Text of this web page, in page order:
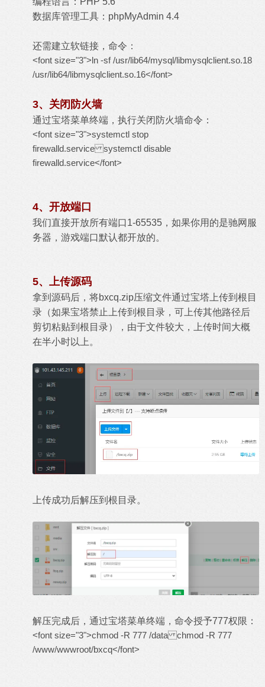
数据库管理工具：phpMyAdmin 4.4
还需建立软链接，命令：
<font size="3">ln -sf /usr/lib64/mysql/libmysqlclient.so.18
/usr/lib64/libmysqlclient.so.16</font>
3、关闭防火墙
通过宝塔菜单终端，执行关闭防火墙命令：
<font size="3">systemctl stop
firewalld.service systemctl disable
firewalld.service</font>
4、开放端口
我们直接开放所有端口1-65535，如果你用的是驰网服
务器，游戏端口默认都开放的。
5、上传源码
拿到源码后，将bxcq.zip压缩文件通过宝塔上传到根目
录（如果宝塔禁止上传到根目录，可上传其他路径后
剪切粘贴到根目录），由于文件较大，上传时间大概
在半小时以上。
上传成功后解压到根目录。
解压完成后，通过宝塔菜单终端，命令授予777权限：
<font size="3">chmod -R 777 /data chmod -R 777
/www/wwwroot/bxcq</font>